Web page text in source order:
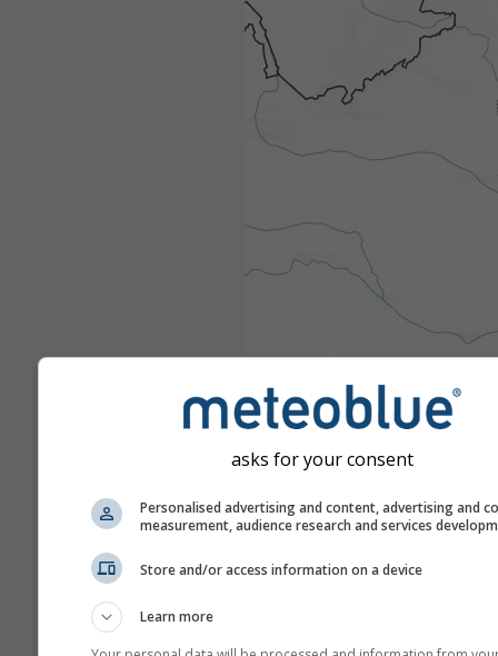
asks for your consent
Personalised advertising and content, advertising and
measurement, audience research and services
Store and/or access information on a device
Learn more